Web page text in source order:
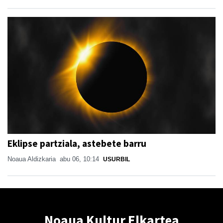
Eklipse partziala, astebete barru
Noaua Aldizkaria abu 06, 10:14 USURBIL